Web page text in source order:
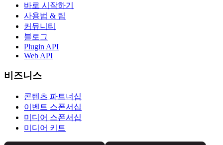
바로 시작하기
사용법 & 팁
커뮤니티
블로그
Plugin API
Web API
비즈니스
콘텐츠 파트너십
이벤트 스폰서십
미디어 스폰서십
미디어 키트